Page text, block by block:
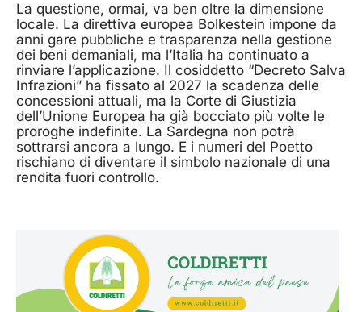
La questione, ormai, va ben oltre la dimensione
locale. La direttiva europea Bolkestein impone da
anni gare pubbliche e trasparenza nella gestione
dei beni demaniali, ma l’Italia ha continuato a
rinviare l’applicazione. Il cosiddetto “Decreto Salva
Infrazioni” ha fissato al 2027 la scadenza delle
concessioni attuali, ma la Corte di Giustizia
dell’Unione Europea ha già bocciato più volte le
proroghe indefinite. La Sardegna non potrà
sottrarsi ancora a lungo. E i numeri del Poetto
rischiano di diventare il simbolo nazionale di una
rendita fuori controllo.